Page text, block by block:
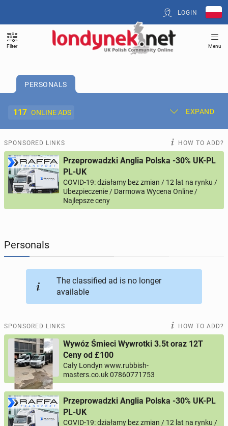
LOGIN
Filter Menu
PERSONALS
117 ONLINE ADS EXPAND
Post New Ad My Ads
Offer and Adverts Price
ACCOMMODATION 270online ads
JOBSEEKERS
BUSINESS
AUTOMOTIVE 12online ads
PERSONALS
SPONSORED LINKS HOW TO ADD?
Przeprowadzki Anglia Polska -30% UK-PL
PL-UK
COVID-19: działamy bez zmian / 12 lat na rynku /
Ubezpieczenie / Darmowa Wycena Online /
Najlepsze ceny
Personals
The classified ad is no longer
available
SPONSORED LINKS HOW TO ADD?
Wywóz Śmieci Wywrotki 3.5t oraz 12T
Ceny od £100
Cały Londyn www.rubbish-
masters.co.uk 07860771753
Przeprowadzki Anglia Polska -30% UK-PL
PL-UK
COVID-19: działamy bez zmian / 12 lat na rynku /